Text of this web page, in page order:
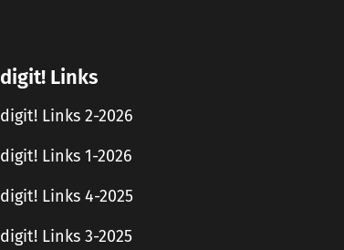
digit! Links
digit! Links 2-2026
digit! Links 1-2026
digit! Links 4-2025
digit! Links 3-2025